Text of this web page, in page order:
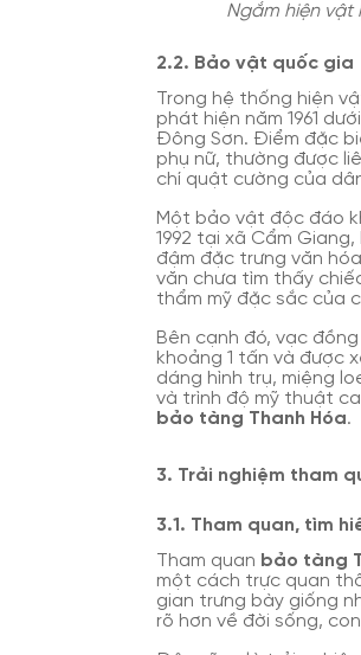
Ngắm hiện vật
2.2. Bảo vật quốc gia
Trong hệ thống hiện
phát hiện năm 1961
Đông Sơn. Điểm đặc
phụ nữ, thường được
chí quật cường của
Một bảo vật độc đáo
1992 tại xã Cẩm
đậm đặc trưng văn
văn chưa tìm thấy
thẩm mỹ đặc sắc của
Bên cạnh đó, vạc
khoảng 1 tấn và được
dáng hình trụ, miệng
và trình độ mỹ thuật
bảo tàng Thanh Hóa.
3. Trải nghiệm tham
3.1. Tham quan, tìm
Tham quan bảo tàng
một cách trực quan
gian trưng bày giống
rõ hơn về đời sống,